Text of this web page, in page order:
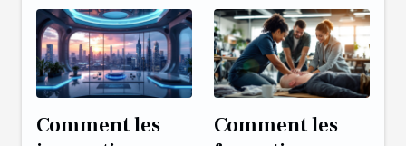
Comment les
Comment les